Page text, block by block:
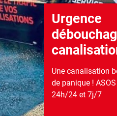
Urgence
Une canalisation
de panique !
24h/24 et 7j/7